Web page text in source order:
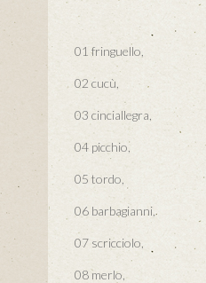
01 fringuello,
02 cucù,
03 cinciallegra,
04 picchio,
05 tordo,
06 barbagianni,
07 scricciolo,
08 merlo,